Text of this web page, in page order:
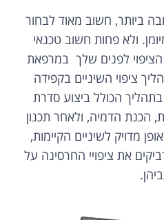
ביותר, חשוב מאוד לבחור
ולא פחות חשוב טכנאי
לפנים שלך במרפאת
ציפוי השיניים בקפידה
הכולל ביצוע סדרת
הכנת הדמיה, ולאחר תכנון
מדויק לשיניים הקיימות,
את ציפויי החרסינה על